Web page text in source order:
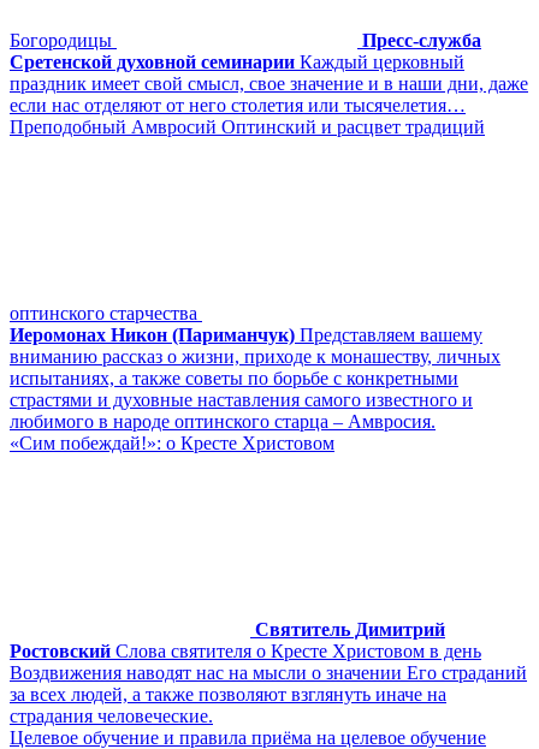
Богородицы
Пресс-служба
Сретенской духовной семинарии Каждый церковный
праздник имеет свой смысл, свое значение и в наши дни, даже
если нас отделяют от него столетия или тысячелетия…
Преподобный Амвросий Оптинский и расцвет традиций
оптинского старчества
Иеромонах Никон (Париманчук) Представляем вашему
вниманию рассказ о жизни, приходе к монашеству, личных
испытаниях, а также советы по борьбе с конкретными
страстями и духовные наставления самого известного и
любимого в народе оптинского старца – Амвросия.
«Сим побеждай!»: о Кресте Христовом
Святитель Димитрий
Ростовский Слова святителя о Кресте Христовом в день
Воздвижения наводят нас на мысли о значении Его страданий
за всех людей, а также позволяют взглянуть иначе на
страдания человеческие.
Целевое обучение и правила приёма на целевое обучение